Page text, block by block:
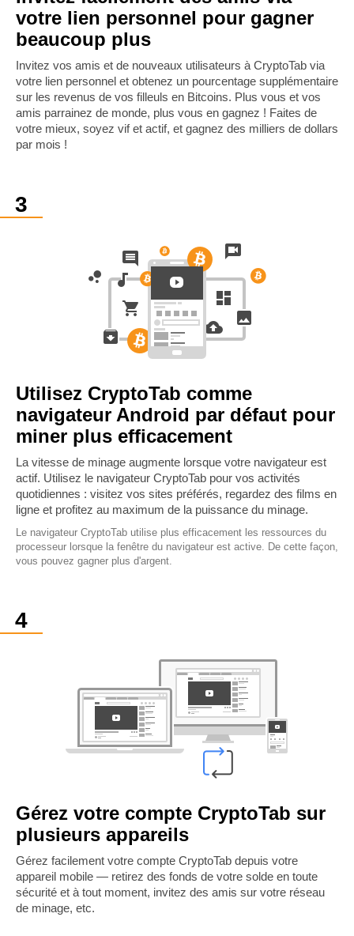
votre lien personnel pour gagner
beaucoup plus
Invitez vos amis et de nouveaux utilisateurs à CryptoTab via
votre lien personnel et obtenez un pourcentage supplémentaire
sur les revenus de vos filleuls en Bitcoins. Plus vous et vos
amis parrainez de monde, plus vous en gagnez ! Faites de
votre mieux, soyez vif et actif, et gagnez des milliers de dollars
par mois !
Utilisez CryptoTab comme
navigateur Android par défaut pour
miner plus efficacement
La vitesse de minage augmente lorsque votre navigateur est
actif. Utilisez le navigateur CryptoTab pour vos activités
quotidiennes : visitez vos sites préférés, regardez des films en
ligne et profitez au maximum de la puissance du minage.
Le navigateur CryptoTab utilise plus efficacement les ressources du
processeur lorsque la fenêtre du navigateur est active. De cette façon,
vous pouvez gagner plus d'argent.
Gérez votre compte CryptoTab sur
plusieurs appareils
Gérez facilement votre compte CryptoTab depuis votre
appareil mobile — retirez des fonds de votre solde en toute
sécurité et à tout moment, invitez des amis sur votre réseau
de minage, etc.